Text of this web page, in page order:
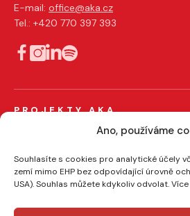
Ano, používáme
Souhlasíte s cookies pro analytické účely
zemí mimo EHP bez odpovídající úrovně
USA). Souhlas můžete kdykoliv odvolat.
E-mail: office@aka.cz
Tel.: +420 770 397 393
PROJEKTY AKA
EFFIE
Certifikace členů